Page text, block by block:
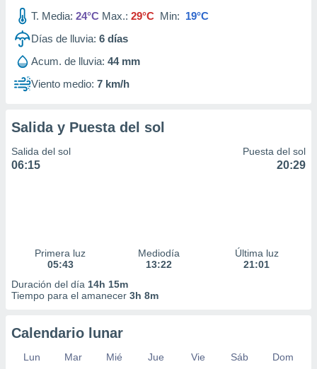
T. Media: 24°C Max.: 29°C Min: 19°C
Días de lluvia: 6 días
Acum. de lluvia: 44 mm
Viento medio: 7 km/h
Salida y Puesta del sol
Salida del sol
06:15
Puesta del sol
20:29
Primera luz
05:43
Mediodía
13:22
Última luz
21:01
Duración del día 14h 15m
Tiempo para el amanecer 3h 8m
Calendario lunar
Lun Mar Mié Jue Vie Sáb
Dom